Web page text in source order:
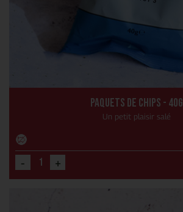
Paquets de chips - 40g
Un petit plaisir salé
- +